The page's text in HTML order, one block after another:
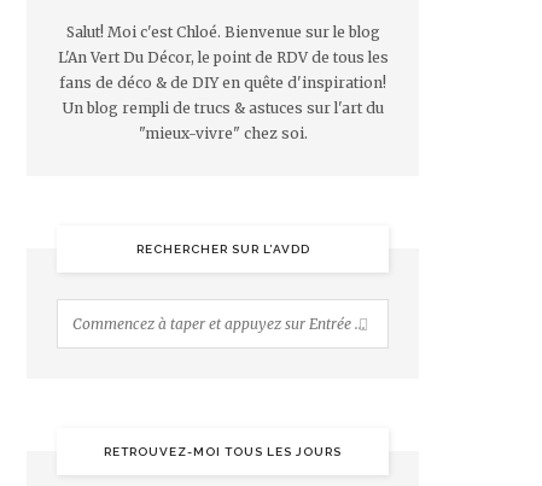
Salut! Moi c'est Chloé. Bienvenue sur le blog
L'An Vert Du Décor, le point de RDV de tous les
fans de déco & de DIY en quête d'inspiration!
Un blog rempli de trucs & astuces sur l'art du
"mieux-vivre" chez soi.
RECHERCHER SUR L’AVDD
RETROUVEZ-MOI TOUS LES JOURS